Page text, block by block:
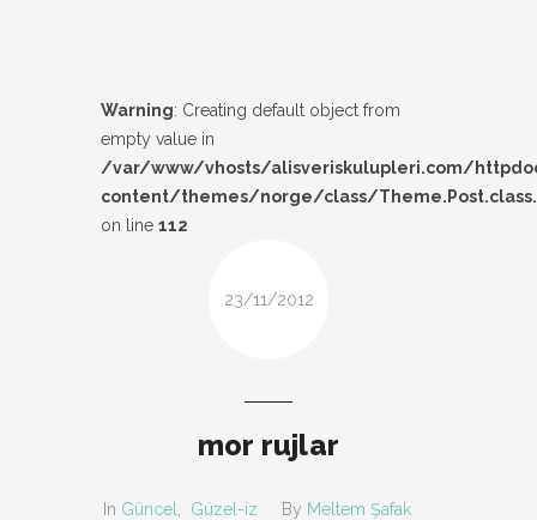
Warning: Creating default object from
empty value in
/var/www/vhosts/alisveriskulupleri.com/
content/themes/norge/class/
on line 112
23/11/2012
mor rujlar
In Güncel Güzel-iz By Meltem Şafak